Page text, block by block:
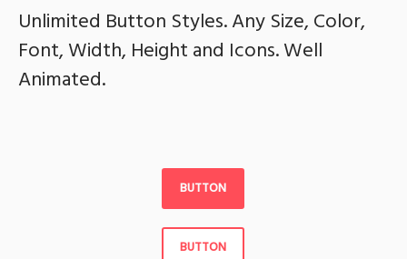
Unlimited Button Styles. Any Size, Color,
Font, Width, Height and Icons. Well
Animated.
BUTTON
BUTTON